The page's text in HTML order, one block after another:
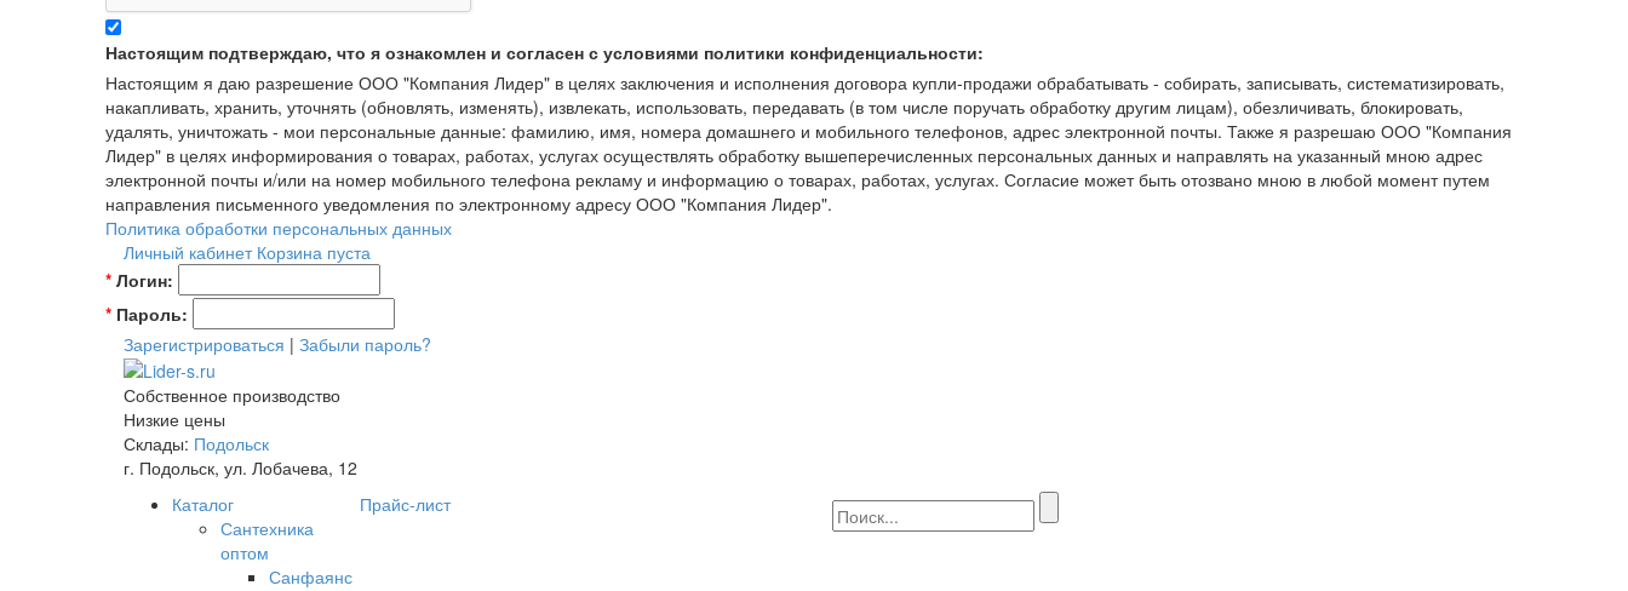
Настоящим подтверждаю, что я ознакомлен и согласен с условиями политики конфиденциальности:
Настоящим я даю разрешение ООО "Компания Лидер" в целях заключения и исполнения договора купли-продажи обрабатывать - собирать, записывать, систематизировать,
накапливать, хранить, уточнять (обновлять, изменять), извлекать, использовать, передавать (в том числе поручать обработку другим лицам), обезличивать, блокировать,
удалять, уничтожать - мои персональные данные: фамилию, имя, номера домашнего и мобильного телефонов, адрес электронной почты. Также я разрешаю ООО "Компания
Лидер" в целях информирования о товарах, работах, услугах осуществлять обработку вышеперечисленных персональных данных и направлять на указанный мною адрес
электронной почты и/или на номер мобильного телефона рекламу и информацию о товарах, работах, услугах. Согласие может быть отозвано мною в любой момент путем
направления письменного уведомления по электронному адресу ООО "Компания Лидер".
Политика обработки персональных данных
Личный кабинет Корзина пуста
* Логин:
* Пароль:
Зарегистрироваться | Забыли пароль?
Собственное производство
Низкие цены
Склады: Подольск
г. Подольск, ул. Лобачева, 12
Каталог
Сантехника
оптом
Санфаянс
Прайс-лист